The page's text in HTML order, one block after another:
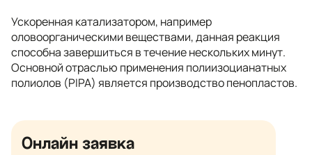
Ускоренная катализатором, например
оловоорганическими веществами, данная реакция
способна завершиться в течение нескольких минут.
Основной отраслью применения полиизоцианатных
полиолов (PIPA) является производство пенопластов.
Онлайн заявка